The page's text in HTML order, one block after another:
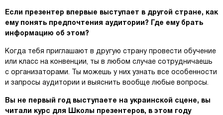
Если презентер впервые выступает в другой стране, как
ему понять предпочтения аудитории? Где ему брать
информацию об этом?
Когда тебя приглашают в другую страну провести обучение
или класс на конвенции, ты в любом случае сотрудничаешь
с организаторами. Ты можешь у них узнать все особенности
и запросы аудитории и выяснить вообще любые вопросы.
Вы не первый год выступаете на украинской сцене, вы
читали курс для Школы презентеров, в этом году